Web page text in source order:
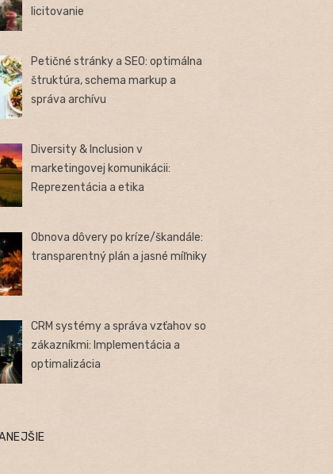
licitovanie
Petičné stránky a SEO: optimálna
štruktúra, schema markup a
správa archívu
Diversity & Inclusion v
marketingovej komunikácii:
Reprezentácia a etika
Obnova dôvery po kríze/škandále:
transparentný plán a jasné míľniky
CRM systémy a správa vzťahov so
zákazníkmi: Implementácia a
optimalizácia